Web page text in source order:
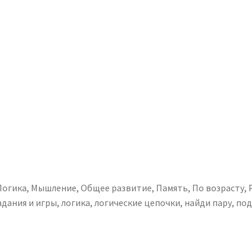
, Мышление, Общее развитие, Память, По возрасту,
и игры, логика, логические цепочки, найди пару,